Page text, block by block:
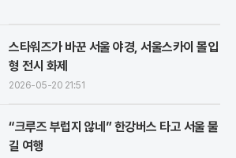
스타워즈가 바꾼 서울 야경, 서울스카이 몰입
형 전시 화제
2026-05-20 21:51
“크루즈 부럽지 않네” 한강버스 타고 서울 물
길 여행